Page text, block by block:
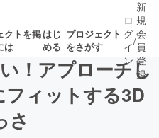
クトを掲
は
はじ
める
プロジェクト
をさがす
ロ募集終了が近いプ
ロ
グ
イ
ン
/
新
規
会
員
登
録
！アプローチし
ィットする3D
さ